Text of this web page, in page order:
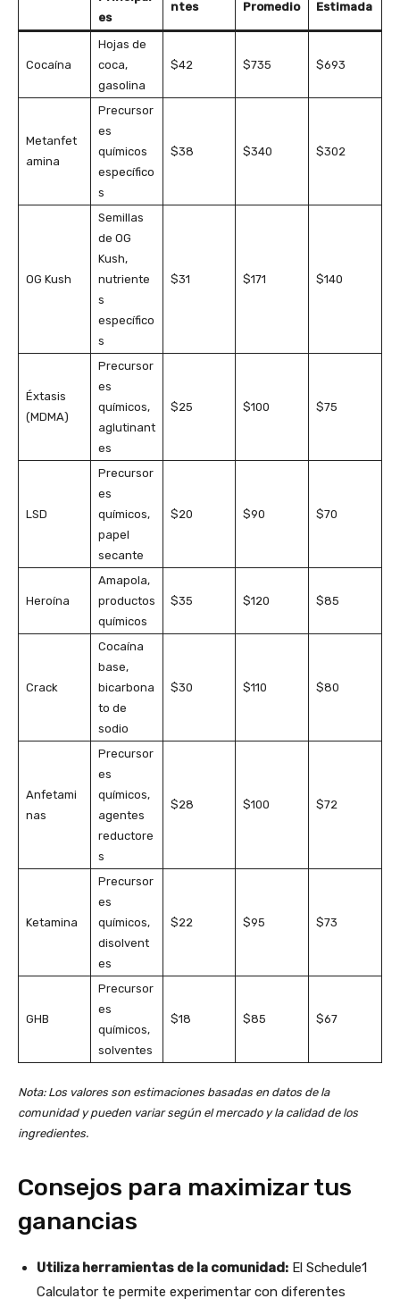
es
ntes Promedio Estimada
Cocaína
Hojas de
coca,
gasolina
$42 $735 $693
Metanfet
amina
Precursor
es
químicos
específico
s
$38 $340 $302
OG Kush
Semillas
de OG
Kush,
nutriente
s
específico
s
$31 $171 $140
Éxtasis
(MDMA)
Precursor
es
químicos,
aglutinant
es
$25 $100 $75
LSD
Precursor
es
químicos,
papel
secante
$20 $90 $70
Heroína
Amapola,
productos
químicos
$35 $120 $85
Crack
Cocaína
base,
bicarbona
to de
sodio
$30 $110 $80
Anfetami
nas
Precursor
es
químicos,
agentes
reductore
s
$28 $100 $72
Ketamina
Precursor
es
químicos,
disolvent
es
$22 $95 $73
GHB
Precursor
es
químicos,
solventes
$18 $85 $67
Nota: Los valores son estimaciones basadas en datos de la
comunidad y pueden variar según el mercado y la calidad de los
ingredientes.
Consejos para maximizar tus
ganancias
Utiliza herramientas de la comunidad: El Schedule1
Calculator te permite experimentar con diferentes